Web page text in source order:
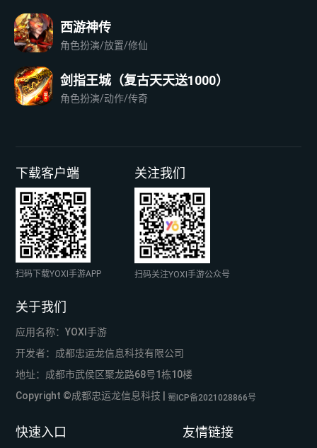
西游神传
角色扮演/放置/修仙
剑指王城（复古天天送1000）
角色扮演/动作/传奇
下载客户端
扫码下载YOXI手游APP
关注我们
扫码关注YOXI手游公众号
关于我们
应用名称：YOXI手游
开发者：成都忠运龙信息科技有限公司
地址：成都市武侯区聚龙路68号1栋10楼
Copyright ©成都忠运龙信息科技 |
蜀ICP备2021028866号
快速入口 友情链接